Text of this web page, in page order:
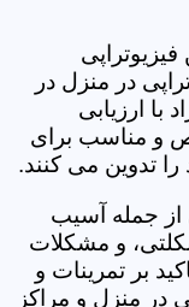
در منزل در
با ارزیابی
و مناسب برای
تدوین می کنند.
از جمله آسیب
و مشکلات
بر تمرینات و
در منزل و مراکز